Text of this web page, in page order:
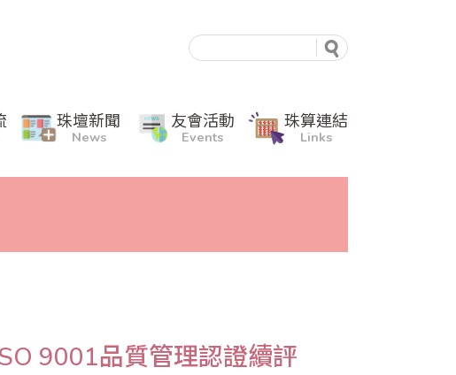
珠壇新聞
News
友會活動
Events
珠算連結
Links
9001品質管理認證續評